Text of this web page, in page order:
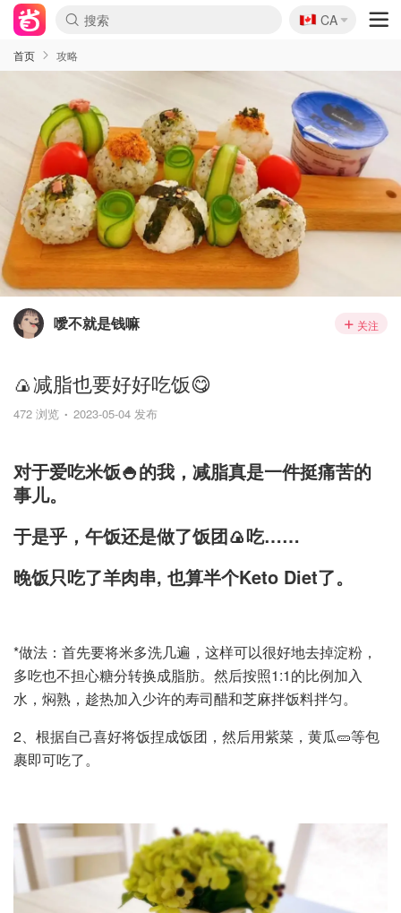
🇨🇦
CA
首页 攻略
噯不就是钱嘛 关注
🍙减脂也要好好吃饭😋
472 浏览 2023-05-04 发布
对于爱吃米饭🍚的我，减脂真是一件挺痛苦的
事儿。
于是乎，午饭还是做了饭团🍙吃……
晚饭只吃了羊肉串, 也算半个Keto Diet了。
*做法：首先要将米多洗几遍，这样可以很好地去掉淀粉，
多吃也不担心糖分转换成脂肪。然后按照1:1的比例加入
水，焖熟，趁热加入少许的寿司醋和芝麻拌饭料拌匀。
2、根据自己喜好将饭捏成饭团，然后用紫菜，黄瓜🥒等包
裹即可吃了。